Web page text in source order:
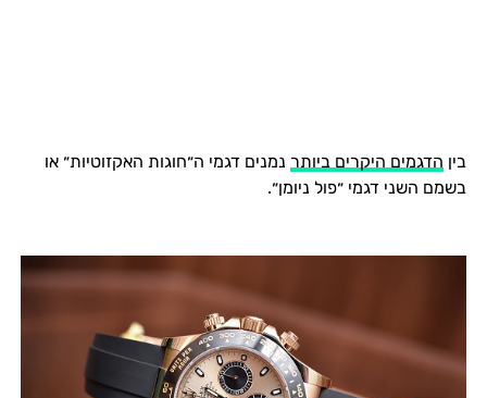
בין הדגמים היקרים ביותרנמנים דגמי ה״חוגות האקזוטיות״ או
בשמם השני דגמי ״פול ניומן״.